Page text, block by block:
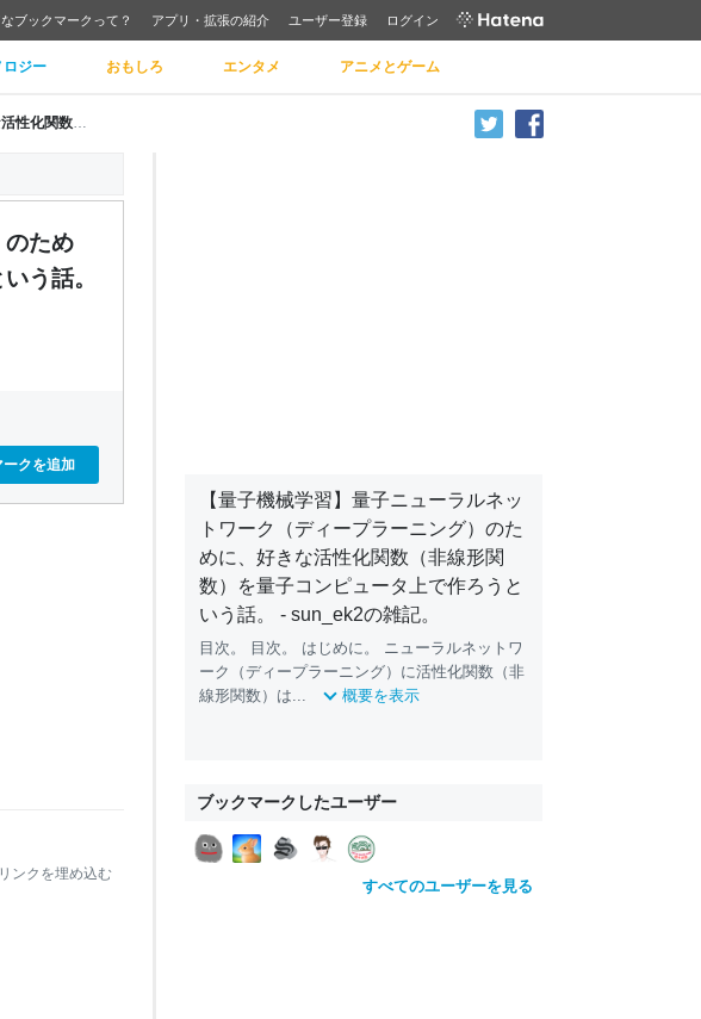
ブックマークって？ アプリ・拡張の紹介 ユーザー登録 ログイン
ロジー おもしろ エンタメ アニメとゲーム
のため
う話。
ークを追加
リンクを埋め込む
【量子機械学習】量子ニューラルネッ
トワーク（ディープラーニング）のた
めに、好きな活性化関数（非線形関
数）を量子コンピュータ上で作ろうと
いう話。 - sun_ek2の雑記。
目次。 目次。 はじめに。 ニューラルネットワ
ーク（ディープラーニング）に活性化関数（非
線形関数）は...
概要を表示
ブックマークしたユーザー
すべてのユーザーを見る